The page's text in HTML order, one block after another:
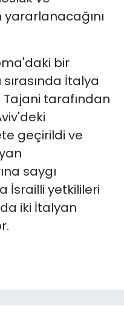
bir
İtalya
Tajani tarafından
geçirildi ve
saygı
İsrailli yetkilileri
iki İtalyan